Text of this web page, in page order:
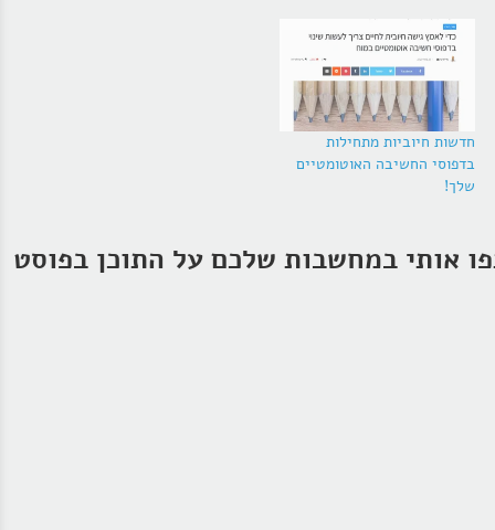
חדשות חיוביות מתחילות
בדפוסי החשיבה האוטומטיים
שלך!
אותי במחשבות שלכם על התוכן בפוסט